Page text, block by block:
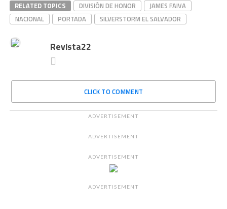
RELATED TOPICS DIVISIÓN DE HONOR
JAMES FAIVA
NACIONAL
PORTADA SILVERSTORM EL SALVADOR
Revista22
CLICK TO COMMENT
ADVERTISEMENT
ADVERTISEMENT
ADVERTISEMENT
ADVERTISEMENT